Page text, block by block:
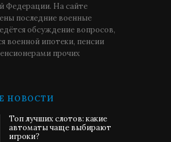
Федерации. На сайте
последние военные
обсуждение вопросов,
военной ипотеки, пенсии
прочих
НОВОСТИ
Топ лучших слотов: какие
автоматы чаще выбирают
игроки?